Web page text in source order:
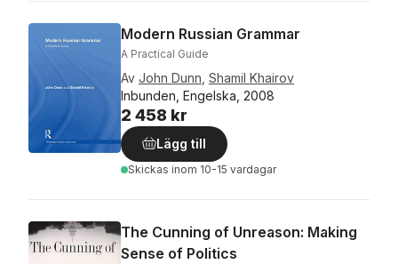
Modern Russian Grammar
A Practical Guide
Av John Dunn Shamil Khairov
Inbunden, Engelska, 2008
2 458 kr
Lägg till
Skickas inom 10-15 vardagar
The Cunning of Unreason: Making
Sense of Politics